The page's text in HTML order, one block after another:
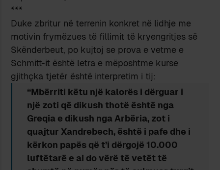
***
Duke zbritur në terrenin konkret në lidhje me
motivin frymëzues të fillimit të kryengritjes së
Skënderbeut, po kujtoj se prova e vetme e
Schmitt-it është letra e mëposhtme kurse
gjithçka tjetër është interpretim i tij:
“Mbërriti këtu një kalorës i dërguar i
një zoti që dikush thotë është nga
Greqia e dikush nga Arbëria, zot i
quajtur Xandrebech, është i pafe dhe i
kërkon papës që t’i dërgojë 10.000
luftëtarë e ai do vërë të vetët të